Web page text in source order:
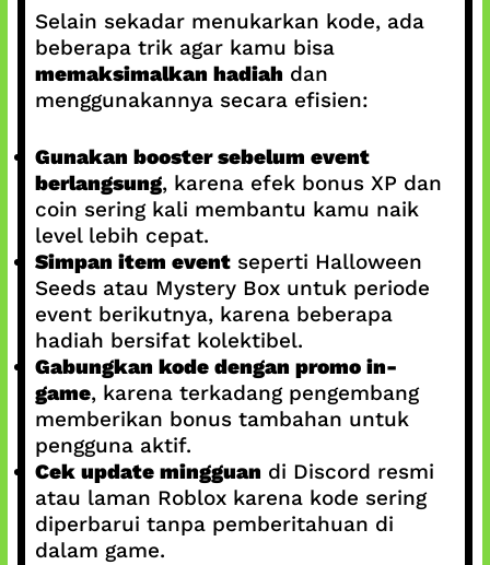
Selain sekadar menukarkan kode, ada
beberapa trik agar kamu bisa
memaksimalkan hadiah dan
menggunakannya secara efisien:
Gunakan booster sebelum event
berlangsung, karena efek bonus XP dan
coin sering kali membantu kamu naik
level lebih cepat.
Simpan item eventseperti Halloween
Seeds atau Mystery Box untuk periode
event berikutnya, karena beberapa
hadiah bersifat kolektibel.
Gabungkan kode dengan promo in-
game, karena terkadang pengembang
memberikan bonus tambahan untuk
pengguna aktif.
Cek update mingguan di Discord resmi
atau laman Roblox karena kode sering
diperbarui tanpa pemberitahuan di
dalam game.